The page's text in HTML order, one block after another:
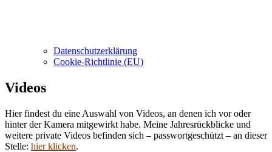
Datenschutzerklärung
Cookie-Richtlinie (EU)
Videos
Hier findest du eine Auswahl von Videos, an denen ich vor oder
hinter der Kamera mitgewirkt habe. Meine Jahresrückblicke und
weitere private Videos befinden sich – passwortgeschützt – an dieser
Stelle: hier klicken.